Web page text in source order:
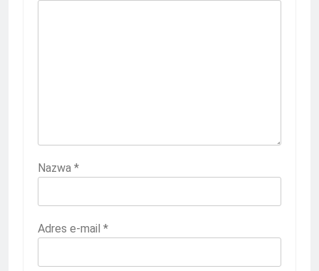
Nazwa *
Adres e-mail *